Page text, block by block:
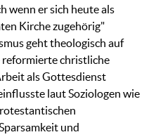
wenn er sich heute als
Kirche zugehörig"
geht theologisch auf
reformierte christliche
als Gottesdienst
laut Soziologen wie
und